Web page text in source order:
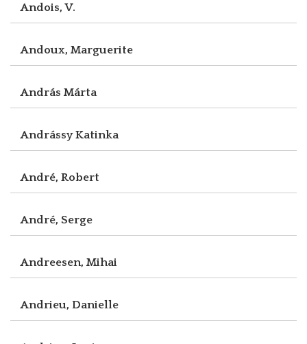
Andois, V.
Andoux, Marguerite
András Márta
Andrássy Katinka
André, Robert
André, Serge
Andreesen, Mihai
Andrieu, Danielle